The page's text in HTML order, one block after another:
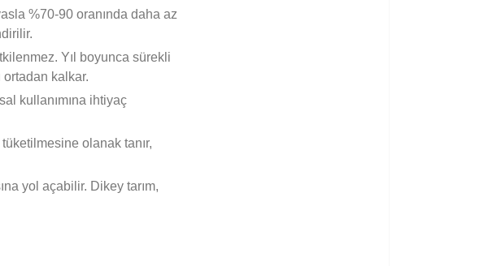
%70-90 oranında daha az
Yıl boyunca sürekli
ortadan kalkar.
kullanımına ihtiyaç
olanak tanır,
yol açabilir. Dikey tarım,